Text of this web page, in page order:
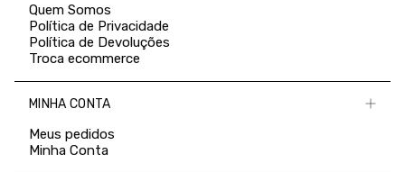
Quem Somos
Política de Privacidade
Política de Devoluções
Troca ecommerce
MINHA CONTA
Meus pedidos
Minha Conta